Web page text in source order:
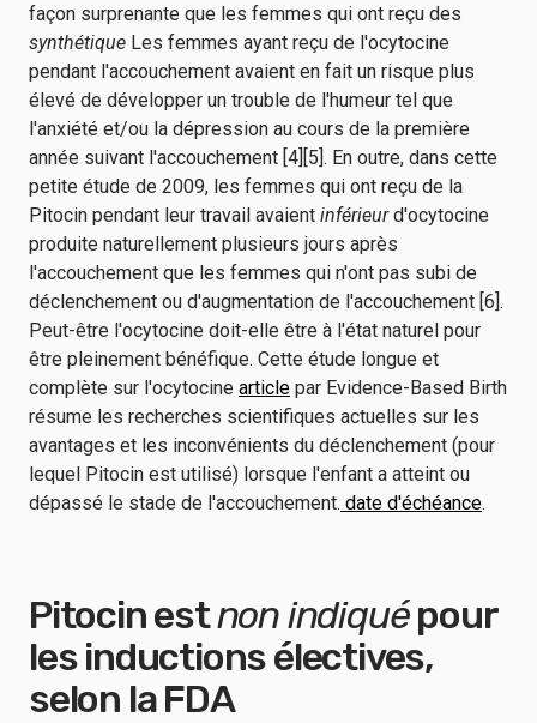
façon surprenante que les femmes qui ont reçu des
synthétique Les femmes ayant reçu de l'ocytocine
pendant l'accouchement avaient en fait un risque plus
élevé de développer un trouble de l'humeur tel que
l'anxiété et/ou la dépression au cours de la première
année suivant l'accouchement [4][5]. En outre, dans cette
petite étude de 2009, les femmes qui ont reçu de la
Pitocin pendant leur travail avaient inférieurd'ocytocine
produite naturellement plusieurs jours après
l'accouchement que les femmes qui n'ont pas subi de
déclenchement ou d'augmentation de l'accouchement [6].
Peut-être l'ocytocine doit-elle être à l'état naturel pour
être pleinement bénéfique. Cette étude longue et
complète sur l'ocytocine article par Evidence-Based Birth
résume les recherches scientifiques actuelles sur les
avantages et les inconvénients du déclenchement (pour
lequel Pitocin est utilisé) lorsque l'enfant a atteint ou
dépassé le stade de l'accouchement. date d'échéance.
Pitocin estnon indiquépour
les inductions électives,
selon la FDA